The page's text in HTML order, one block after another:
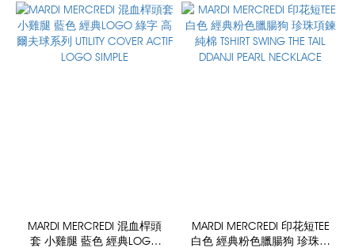
MARDI MERCREDI 混血桿頭
套 小雞腿 藍色 經典LOGO
MARDI MERCREDI 印花短TEE
白色 經典粉色臘腸狗 珍珠項